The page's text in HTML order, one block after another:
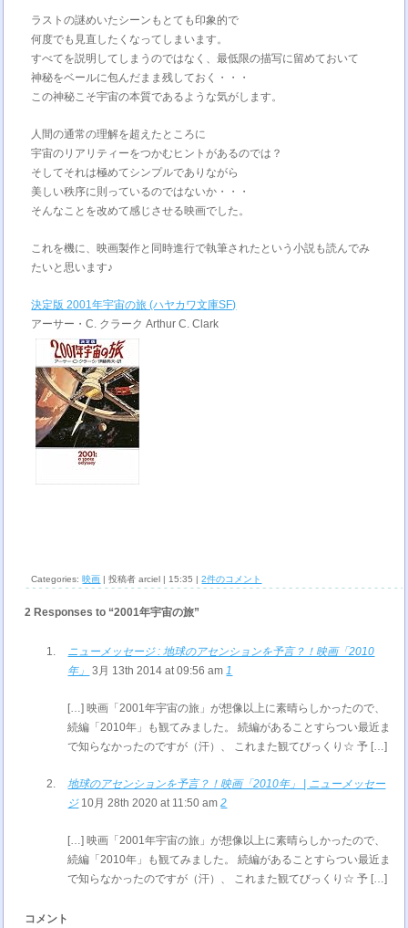
ラストの謎めいたシーンもとても印象的で
何度でも見直したくなってしまいます。
すべてを説明してしまうのではなく、最低限の描写に留めておいて
神秘をベールに包んだまま残しておく・・・
この神秘こそ宇宙の本質であるような気がします。
人間の通常の理解を超えたところに
宇宙のリアリティーをつかむヒントがあるのでは？
そしてそれは極めてシンプルでありながら
美しい秩序に則っているのではないか・・・
そんなことを改めて感じさせる映画でした。
これを機に、映画製作と同時進行で執筆されたという小説も読んでみ
たいと思います♪
決定版 2001年宇宙の旅 (ハヤカワ文庫SF)
アーサー・C. クラーク Arthur C. Clark
Categories:映画 | 投稿者 arciel | 15:35 |2件のコメント
2 Responses to “2001年宇宙の旅”
ニューメッセージ : 地球のアセンションを予言？！映画「2010
年」
3月 13th 2014 at 09:56 am 1
[…] 映画「2001年宇宙の旅」が想像以上に素晴らしかったので、
続編「2010年」も観てみました。 続編があることすらつい最近ま
で知らなかったのですが（汗）、 これまた観てびっくり☆ 予 […]
地球のアセンションを予言？！映画「2010年」 | ニューメッセー
ジ 10月 28th 2020 at 11:50 am 2
[…] 映画「2001年宇宙の旅」が想像以上に素晴らしかったので、
続編「2010年」も観てみました。 続編があることすらつい最近ま
で知らなかったのですが（汗）、 これまた観てびっくり☆ 予 […]
コメント